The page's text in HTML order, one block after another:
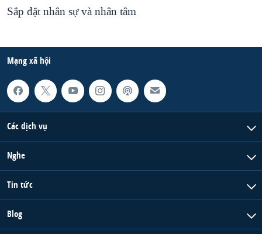
Sắp đặt nhân sự và nhân tâm
Mạng xã hội
Các dịch vụ
Nghe
Tin tức
Blog